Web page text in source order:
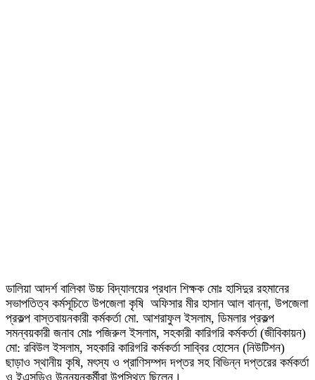
ডালিয়া আদর্শ বালিকা উচ্চ বিদ্যালয়ের প্রধান শিক্ষক মোঃ হাসিদুর রহমানের
সভাপতিত্ব কর্মসূচিতে উপজেলা কৃষি অফিসার মীর হাসান আল বান্না, উপজেলা
প্রকল্প বাস্তবায়নকারী কর্মকর্তা মো. আশরাফুল ইসলাম, ডিমলার প্রকল্প
সমন্বয়কারী জনাব মোঃ পজিরুল ইসলাম, সহকারী কারিগরি কর্মকর্তা (জীবিকায়ন)
মো: রবিউল ইসলাম, সহকারি কারিগরি কর্মকর্তা সাব্বির হোসেন (নিউটিশন)
ছাড়াও স্থানীয় কৃষি, মৎস্য ও প্রাণিসম্পদ দপ্তর সহ বিভিন্ন দপ্তরের কর্মকর্তা
ও ইএসডিও উন্নয়নকর্মীরা উপস্থিত ছিলেন।